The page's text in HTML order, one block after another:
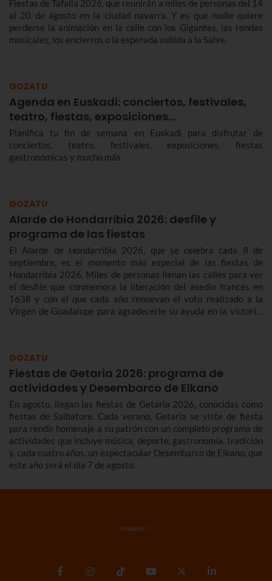
Fiestas de Tafalla 2026, que reunirán a miles de personas del 14
al 20 de agosto en la ciudad navarra. Y es que nadie quiere
perderse la animación en la calle con los Gigantes, las rondas
musicales, los encierros o la esperada subida a la Salve.
GOZATU
Agenda en Euskadi: conciertos, festivales,
teatro, fiestas, exposiciones…
Planifica tu fin de semana en Euskadi para disfrutar de
conciertos, teatro, festivales, exposiciones, fiestas
gastronómicas y mucho más.
GOZATU
Alarde de Hondarribia 2026: desfile y
programa de las fiestas
El Alarde de Hondarribia 2026, que se celebra cada 8 de
septiembre, es el momento más especial de las fiestas de
Hondarribia 2026. Miles de personas llenan las calles para ver
el desfile que conmemora la liberación del asedio francés en
1638 y con el que cada año renuevan el voto realizado a la
Virgen de Guadalupe para agradecerle su ayuda en la victoria.
septiembre.
GOZATU
Fiestas de Getaria 2026: programa de
actividades y Desembarco de Elkano
En agosto, llegan las fiestas de Getaria 2026, conocidas como
fiestas de Salbatore. Cada verano, Getaria se viste de fiesta
para rendir homenaje a su patrón con un completo programa de
actividades que incluye música, deporte, gastronomía, tradición
y, cada cuatro años, un espectacular Desembarco de Elkano, que
este año será el día 7 de agosto.